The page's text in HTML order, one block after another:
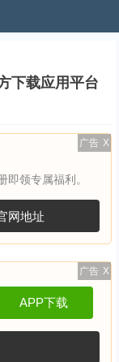
下载应用平台
广告 X
领专属福利。
网地址
广告 X
APP下载